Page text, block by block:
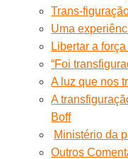
Trans-
Uma
Libertar a
“Foi
A luz que nos
A
Boff
Ministério da
Outros